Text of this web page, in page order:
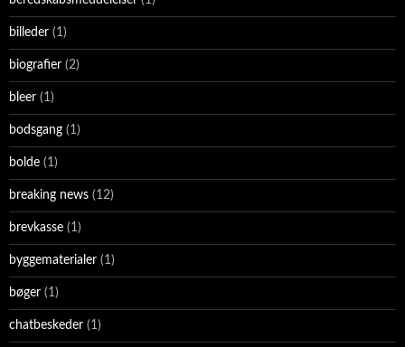
billeder (1)
biografier (2)
bleer (1)
bodsgang (1)
bolde (1)
breaking news (12)
brevkasse (1)
byggematerialer (1)
bøger (1)
chatbeskeder (1)